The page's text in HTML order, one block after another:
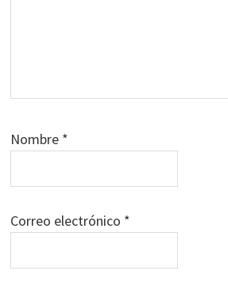
Nombre *
Correo electrónico *